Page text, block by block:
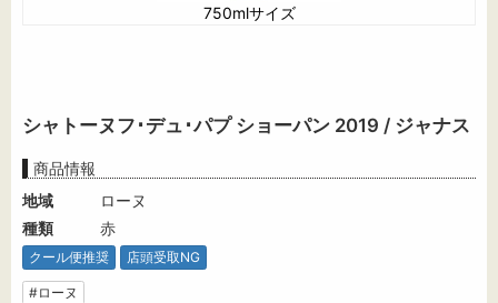
750mlサイズ
シャトーヌフ･デュ･パプ ショーパン 2019 / ジャナス
商品情報
地域
ローヌ
種類
赤
クール便推奨 店頭受取NG
#ローヌ